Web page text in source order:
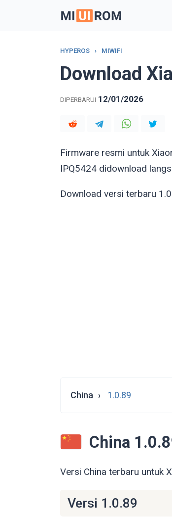
HYPEROS › MIWIFI
Download
DIPERBARUI 12/01/2026
Firmware resmi untuk
IPQ5424 didownload
Download versi terbaru
China 1.0.89
China
Versi China terbaru untuk
Versi 1.0.89